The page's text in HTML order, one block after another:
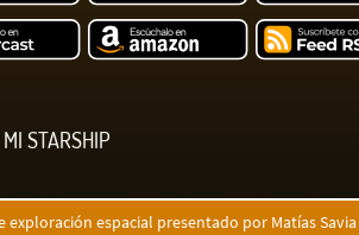
STARSHIP
exploración espacial presentado por Matías